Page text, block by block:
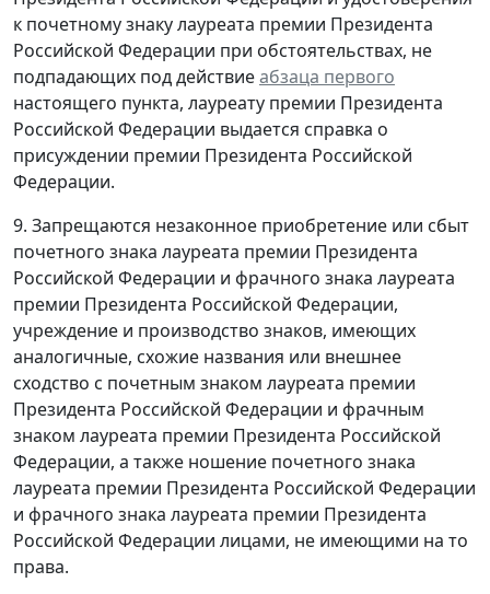
к почетному знаку лауреата премии Президента
Российской Федерации при обстоятельствах, не
подпадающих под действиеабзаца первого
настоящего пункта, лауреату премии Президента
Российской Федерации выдается справка о
присуждении премии Президента Российской
Федерации.
9. Запрещаются незаконное приобретение или сбыт
почетного знака лауреата премии Президента
Российской Федерации и фрачного знака лауреата
премии Президента Российской Федерации,
учреждение и производство знаков, имеющих
аналогичные, схожие названия или внешнее
сходство с почетным знаком лауреата премии
Президента Российской Федерации и фрачным
знаком лауреата премии Президента Российской
Федерации, а также ношение почетного знака
лауреата премии Президента Российской Федерации
и фрачного знака лауреата премии Президента
Российской Федерации лицами, не имеющими на то
права.